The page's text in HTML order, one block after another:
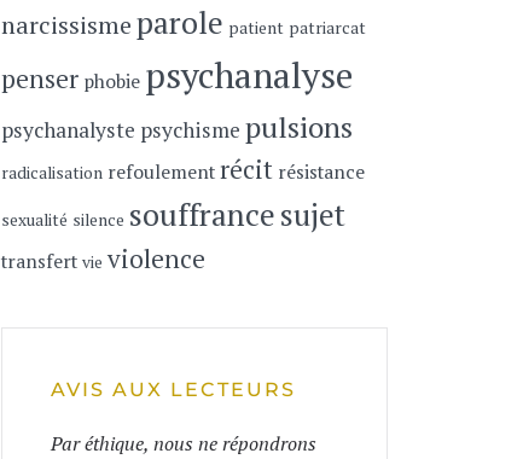
narcissismeparole patient patriarcat
penser phobie psychanalyse
psychanalyste psychisme pulsions
radicalisation refoulementrécit résistance
sexualité silence souffrancesujet
transfert vie violence
AVIS AUX LECTEURS
Par éthique, nous ne répondrons